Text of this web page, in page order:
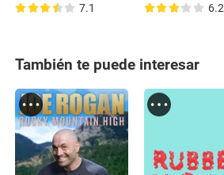
7.1 6.2
También te puede interesar